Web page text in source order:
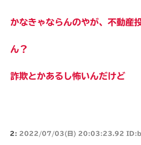
かなきゃならんのやが、不動産
ん？
詐欺とかあるし怖いんだけど
2: 2022/07/03(日) 20:03:23.92